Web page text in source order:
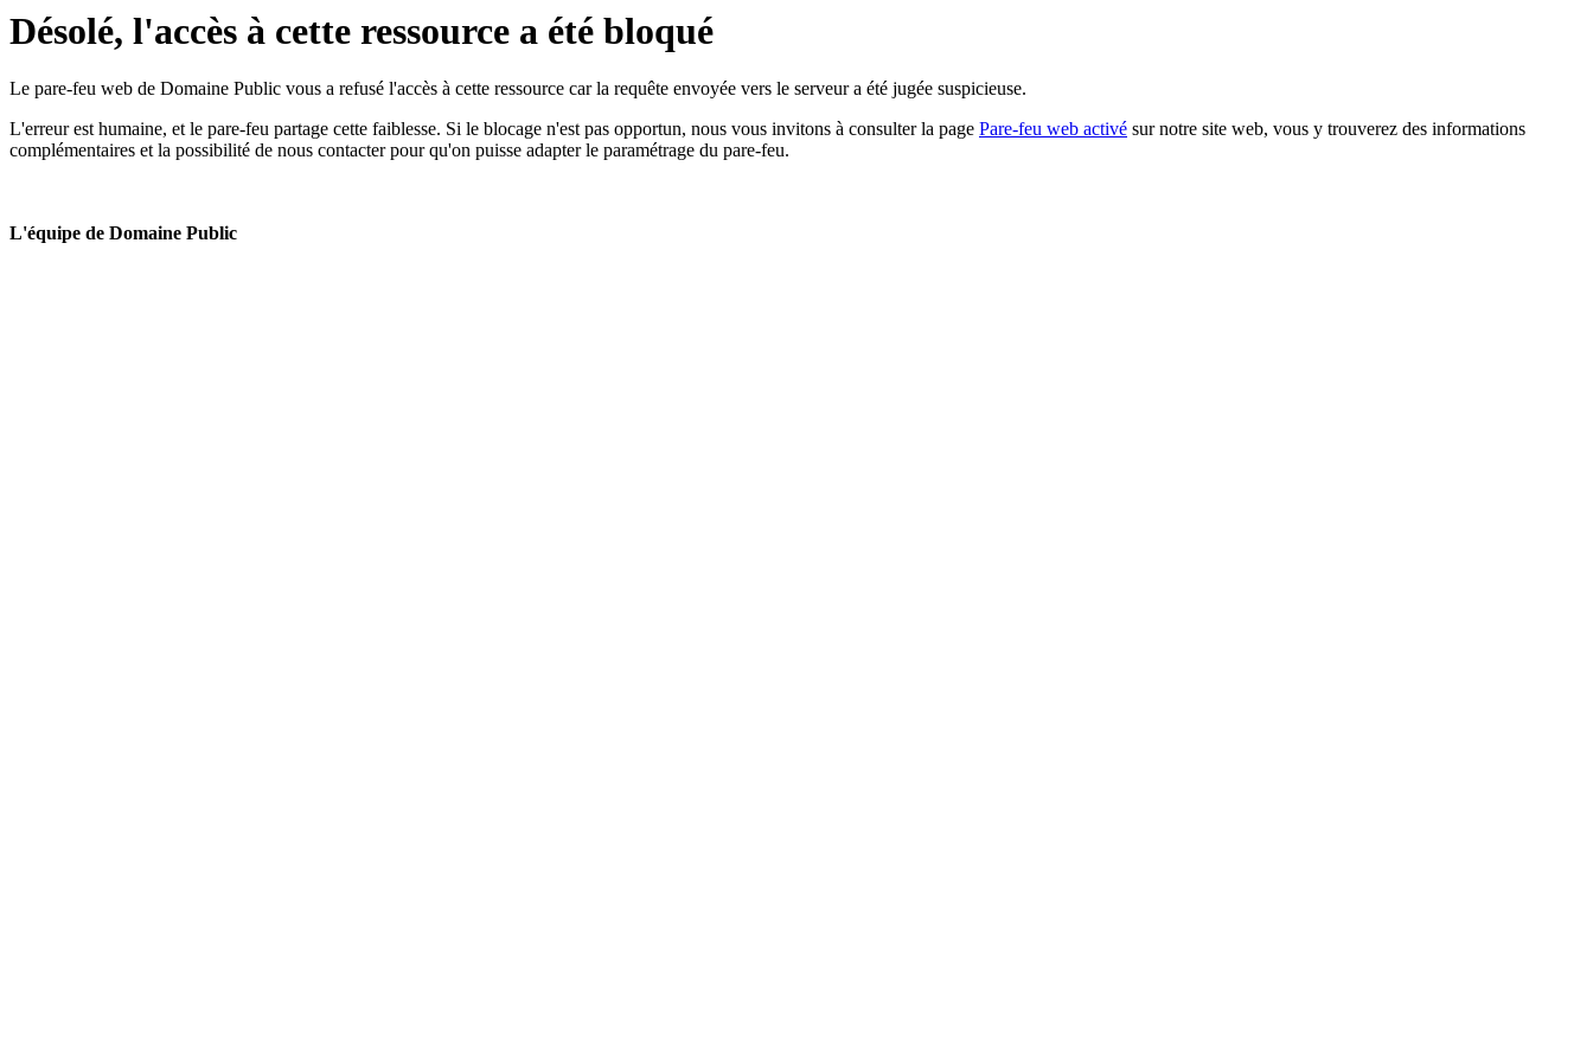
Désolé, l'accès à cette ressource a été bloqué
Le pare-feu web de Domaine Public vous a refusé l'accès à cette ressource car la requête envoyée vers le serveur a été jugée suspicieuse.
L'erreur est humaine, et le pare-feu partage cette faiblesse. Si le blocage n'est pas opportun, nous vous invitons à consulter la page Pare-feu web activé sur notre site web, vous y trouverez des informations
complémentaires et la possibilité de nous contacter pour qu'on puisse adapter le paramétrage du pare-feu.
L'équipe de Domaine Public